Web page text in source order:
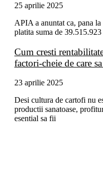
25 aprilie 2025
APIA a anuntat ca, pana
platita suma de
Cum cresti
factori-cheie de care
23 aprilie 2025
Desi cultura de cartofi nu
productii sanatoase,
esential sa fii